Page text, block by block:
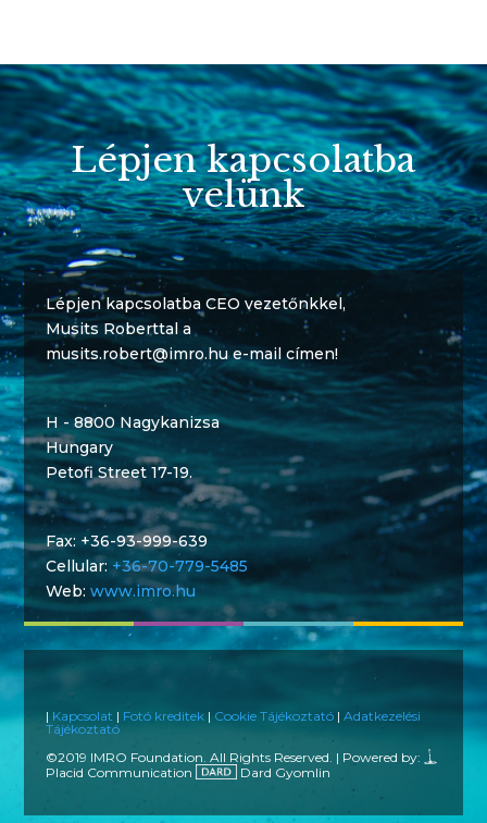
Lépjen kapcsolatba
velünk
Lépjen kapcsolatba CEO vezetőnkkel,
Musits Roberttal a
musits.robert@imro.hu e-mail címen!
H - 8800 Nagykanizsa
Hungary
Petofi Street 17-19.
Fax: +36-93-999-639
Cellular: +36-70-779-5485
Web:www.imro.hu
| Kapcsolat | Fotó kreditek | Cookie Tájékoztató |Adatkezelési
Tájékoztató
©️2019 IMRO Foundation. All Rights Reserved. | Powered by:
Placid Communication
Dard Gyomlin